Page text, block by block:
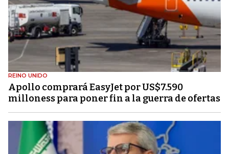
REINO UNIDO
Apollo comprará EasyJet por US$7.590
milloness para poner fin a la guerra de ofertas